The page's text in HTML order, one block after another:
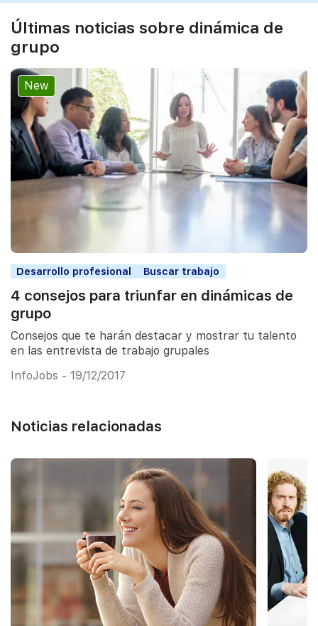
Últimas noticias sobre dinámica de
grupo
New
Desarrollo profesional Buscar trabajo
4 consejos para triunfar en dinámicas de
grupo
Consejos que te harán destacar y mostrar tu talento
en las entrevista de trabajo grupales
InfoJobs - 19/12/2017
Noticias relacionadas